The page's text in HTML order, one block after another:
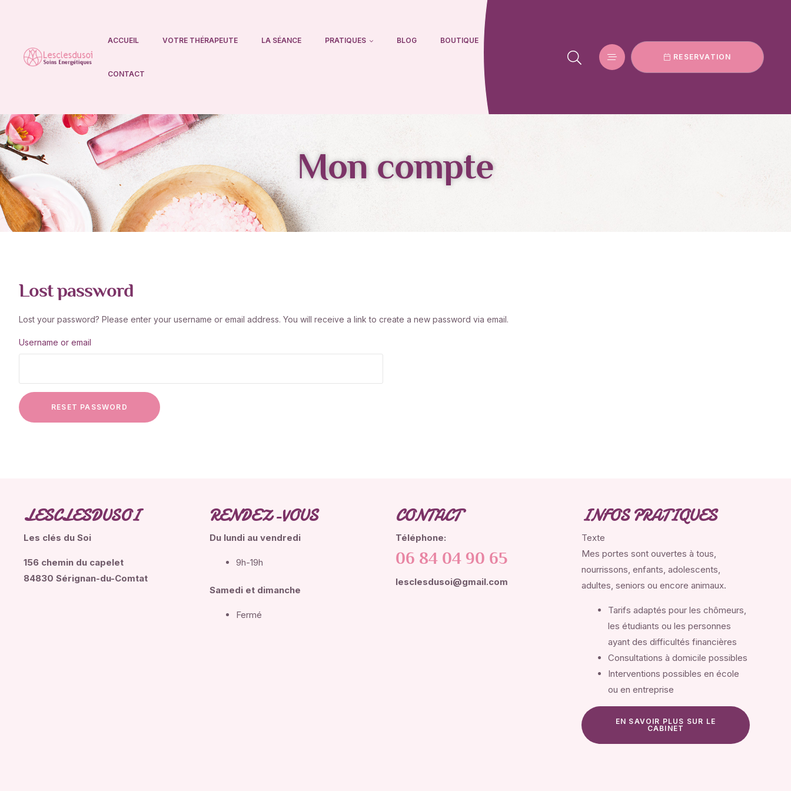
ACCUEIL VOTRE THÉRAPEUTE LA SÉANCE PRATIQUES BLOG BOUTIQUE
CONTACT
RESERVATION
Mon compte
Lost password
Lost your password? Please enter your username or email address. You will receive a link to create a new password via email.
Username or email
RESET PASSWORD
LESCLESDUSOI
Les clés du Soi
156 chemin du capelet
84830 Sérignan-du-Comtat
RENDEZ-VOUS
Du lundi au vendredi
9h-19h
Samedi et dimanche
Fermé
CONTACT
Téléphone:
06 84 04 90 65
lesclesdusoi@gmail.com
INFOS PRATIQUES
Texte
Mes portes sont ouvertes à tous,
nourrissons, enfants, adolescents,
adultes, seniors ou encore animaux.
Tarifs adaptés pour les chômeurs,
les étudiants ou les personnes
ayant des difficultés financières
Consultations à domicile possibles
Interventions possibles en école
ou en entreprise
EN SAVOIR PLUS SUR LE
CABINET